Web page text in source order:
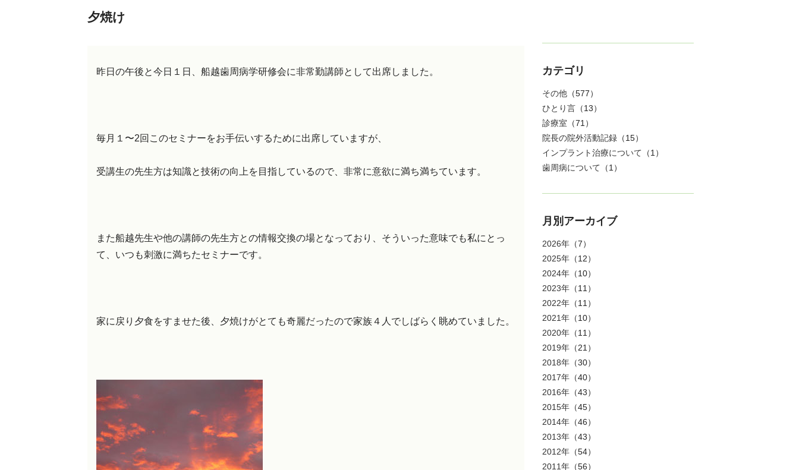
夕焼け
昨日の午後と今日１日、船越歯周病学研修会に非常勤講師として出席しました。
毎月１〜2回このセミナーをお手伝いするために出席していますが、
受講生の先生方は知識と技術の向上を目指しているので、非常に意欲に満ち満ちています。
また船越先生や他の講師の先生方との情報交換の場となっており、そういった意味でも私にとっ
て、いつも刺激に満ちたセミナーです。
家に戻り夕食をすませた後、夕焼けがとても奇麗だったので家族４人でしばらく眺めていました。
カテゴリ
その他 （577）
ひとり言 （13）
診療室 （71）
院長の院外活動記録 （15）
インプラント治療について （1）
歯周病について （1）
月別アーカイブ
2026年 （7）
2025年 （12）
2024年 （10）
2023年 （11）
2022年 （11）
2021年 （10）
2020年 （11）
2019年 （21）
2018年 （30）
2017年 （40）
2016年 （43）
2015年 （45）
2014年 （46）
2013年 （43）
2012年 （54）
2011年 （56）